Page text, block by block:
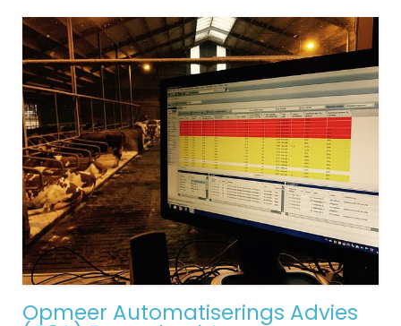
Opmeer Automatiserings Advies